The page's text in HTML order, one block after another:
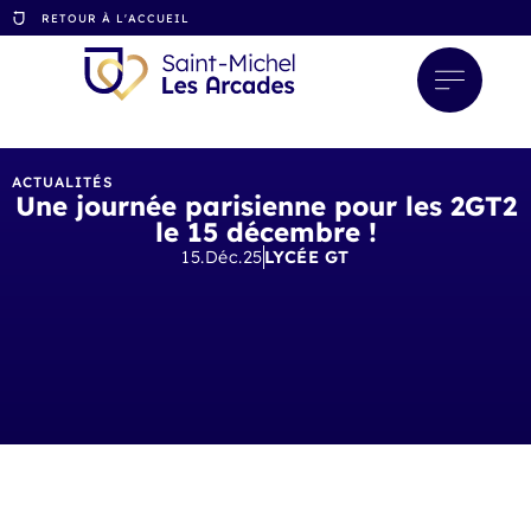
RETOUR À L'ACCUEIL
ACTUALITÉS
Une journée parisienne pour les 2GT2
le 15 décembre !
15.Déc.25LYCÉE GT